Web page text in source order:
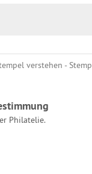
Philatelie.